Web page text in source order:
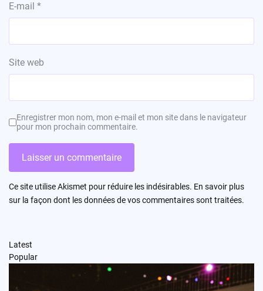
E-mail *
Site web
Enregistrer mon nom, mon e-mail et mon site dans le navigateur
pour mon prochain commentaire.
Ce site utilise Akismet pour réduire les indésirables. En savoir plus
sur la façon dont les données de vos commentaires sont traitées.
Latest
Popular